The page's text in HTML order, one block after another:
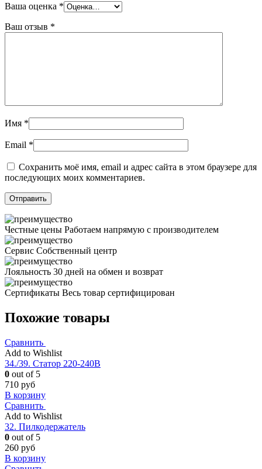
Ваша оценка *
Ваш отзыв *
Имя *
Email *
Сохранить моё имя, email и адрес сайта в этом браузере для
последующих моих комментариев.
Честные цены Работаем напрямую с производителем
Сервис Собственный центр
Лояльность 30 дней на обмен и возврат
Сертификаты Весь товар сертифицирован
Похожие товары
Сравнить
Add to Wishlist
34./39. Статор 220-240В
0 out of 5
710 руб
В корзину
Сравнить
Add to Wishlist
32. Пилкодержатель
0 out of 5
260 руб
В корзину